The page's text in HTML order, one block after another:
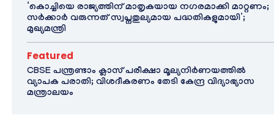
‘കൊച്ചിയെ രാജ്യത്തിന് മാതൃകയായ നഗരമാക്കി മാറ്റണം;
സർക്കാർ വരുന്നത് സ്വപ്നതുല്യമായ പദ്ധതികളുമായി’;
മുഖ്യമന്ത്രി
Featured
CBSE പന്ത്രണ്ടാം ക്ലാസ് പരീക്ഷാ മൂല്യനിർണയത്തിൽ
വ്യാപക പരാതി; വിശദീകരണം തേടി കേന്ദ്ര വിദ്യാഭ്യാസ
മന്ത്രാലയം